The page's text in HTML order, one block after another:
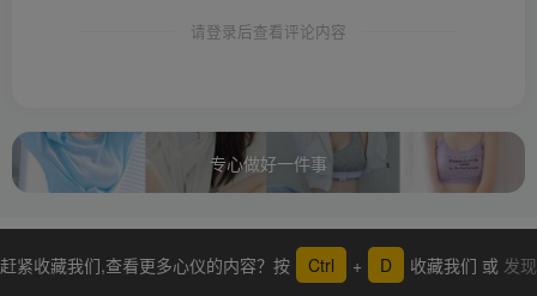
请登录后查看评论内容
专心做好一件事
赶紧收藏我们,查看更多心仪的内容？按 Ctrl + D 收藏我们 或 发现